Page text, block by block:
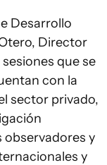
Desarrollo
Director
que se
con la
sector privado,
observadores y
y